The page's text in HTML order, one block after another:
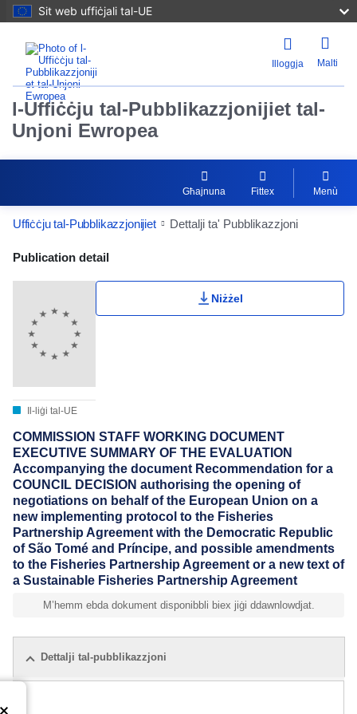
Sit web uffiċjali tal-UE
Illoggja Malti
l-Uffiċċju tal-Pubblikazzjonijiet tal-
Unjoni Ewropea
Għajnuna Fittex Menù
Uffiċċju tal-Pubblikazzjonijiet Dettalji ta' Pubblikazzjoni
Publication Detail Actions Portlet
Publication detail
Il-liġi tal-UE
Niżżel
COMMISSION STAFF WORKING DOCUMENT
EXECUTIVE SUMMARY OF THE EVALUATION
Accompanying the document Recommendation for a
COUNCIL DECISION authorising the opening of
negotiations on behalf of the European Union on a
new implementing protocol to the Fisheries
Partnership Agreement with the Democratic Republic
of São Tomé and Príncipe, and possible amendments
to the Fisheries Partnership Agreement or a new text of
a Sustainable Fisheries Partnership Agreement
M’hemm ebda dokument disponibbli biex jiġi ddawnlowdjat.
Dettalji tal-pubblikazzjoni